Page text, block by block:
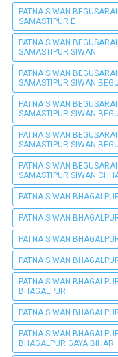
PATNA SIWAN
SAMASTIPUR E
PATNA SIWAN
SAMASTIPUR SIWAN
PATNA SIWAN
SAMASTIPUR SIWAN
PATNA SIWAN
SAMASTIPUR SIWAN
PATNA SIWAN
SAMASTIPUR SIWAN
PATNA SIWAN
SAMASTIPUR SIWAN
PATNA SIWAN
PATNA SIWAN
PATNA SIWAN
PATNA SIWAN
PATNA SIWAN
BHAGALPUR
PATNA SIWAN
PATNA SIWAN
BHAGALPUR GAYA BIHAR